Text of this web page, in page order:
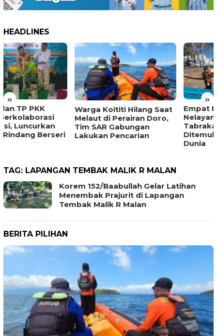
HEADLINES
« »
Warga Koititi Hilang Saat
Melaut di Perairan Doro,
Tim SAR Gabungan
Lakukan Pencarian
Empat Hari Dicari,
Nelayan Korban
Tabrakan Longboat
Ditemukan Meninggal
TAG: LAPANGAN TEMBAK MALIK R MALAN
Korem 152/Baabullah Gelar Latihan
Menembak Prajurit di Lapangan
Tembak Malik R Malan
BERITA PILIHAN